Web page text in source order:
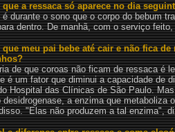
que a ressaca só aparece no dia
é durante o sono que o corpo do bebum
dentro. De manhã, com o serviço
que meu pai bebe até cair e não fica de
de que coroas não ficam de ressaca é
é um fator que diminui a capacidade de
Hospital das Clínicas de São Paulo.
desidrogenase, a enzima que metaboliza
"Elas não produzem a tal enzima",